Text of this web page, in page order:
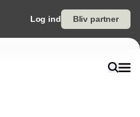
Log ind Bliv partner